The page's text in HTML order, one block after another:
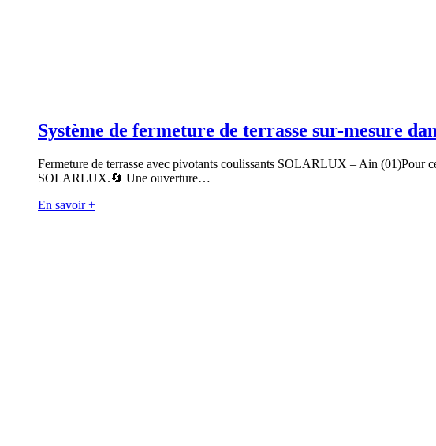
Système de fermeture de terrasse sur-mesure
Fermeture de terrasse avec pivotants coulissants SOLARLUX – Ain (01)Pour
SOLARLUX.🔄 Une ouverture…
En savoir +